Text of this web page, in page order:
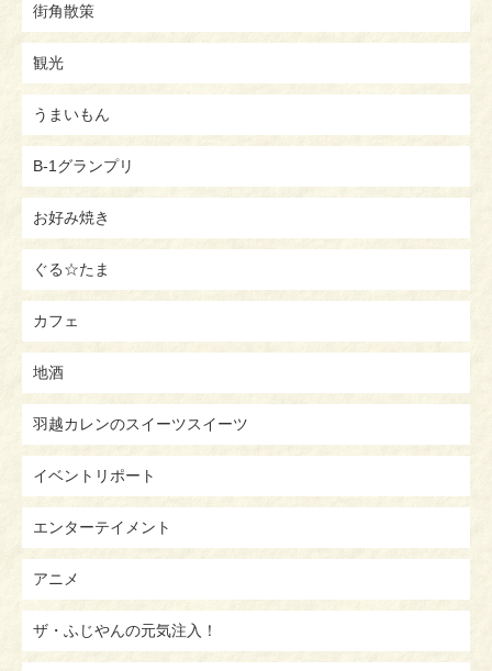
街角散策
観光
うまいもん
B-1グランプリ
お好み焼き
ぐる☆たま
カフェ
地酒
羽越カレンのスイーツスイーツ
イベントリポート
エンターテイメント
アニメ
ザ・ふじやんの元気注入！